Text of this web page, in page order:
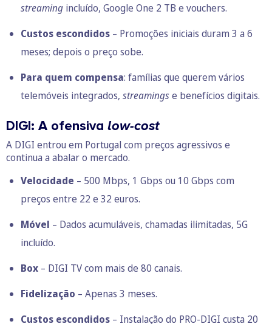
streaming incluído, Google One 2 TB e vouchers.
Custos escondidos – Promoções iniciais duram 3 a 6
meses; depois o preço sobe.
Para quem compensa: famílias que querem vários
telemóveis integrados, streamingse benefícios digitais.
DIGI: A ofensiva low-cost
A DIGI entrou em Portugal com preços agressivos e
continua a abalar o mercado.
Velocidade – 500 Mbps, 1 Gbps ou 10 Gbps com
preços entre 22 e 32 euros.
Móvel – Dados acumuláveis, chamadas ilimitadas, 5G
incluído.
Box – DIGI TV com mais de 80 canais.
Fidelização – Apenas 3 meses.
Custos escondidos – Instalação do PRO-DIGI custa 20